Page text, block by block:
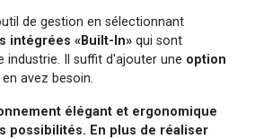
de gestion en sélectionnant
intégrées «Built-In» qui sont
industrie. Il suffit d'ajouter une option
avez besoin.
élégant et ergonomique
possibilités. En plus de réaliser